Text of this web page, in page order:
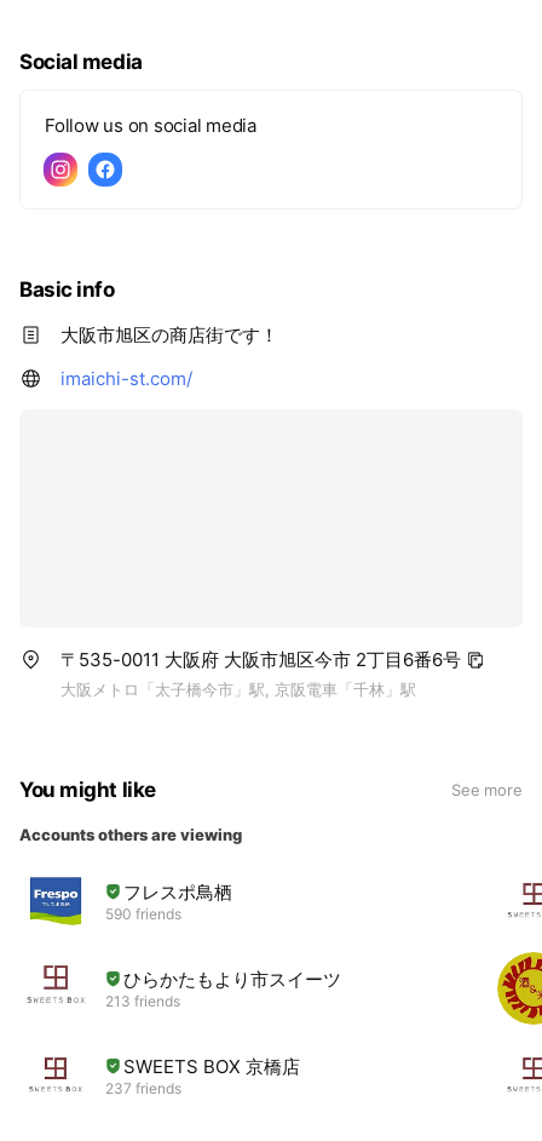
Social media
Follow us on social media
Basic info
大阪市旭区の商店街です！
imaichi-st.com/
〒535-0011 大阪府 大阪市旭区今市 2丁目6番6号
大阪メトロ「太子橋今市」駅, 京阪電車「千林」駅
You might like See more
Accounts others are viewing
フレスポ鳥栖
590 friends
ひらかたもより市スイーツ
213 friends
SWEETS BOX 京橋店
237 friends